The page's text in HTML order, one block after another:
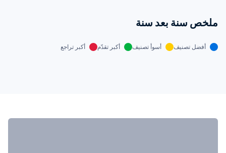
ملخص سنة بعد سنة
أفضل تصنيف أسوأ تصنيف أكبر تقدّم أكبر تراجع